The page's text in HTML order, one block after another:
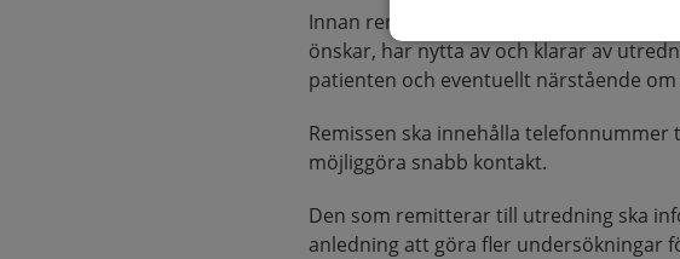
Innan remiss för standardiserat
önskar, har nytta av och klarar av
patienten och eventuellt närstående
Remissen ska innehålla
möjliggöra snabb kontakt.
Den som remitterar till utredning ska
anledning att göra fler undersökningar